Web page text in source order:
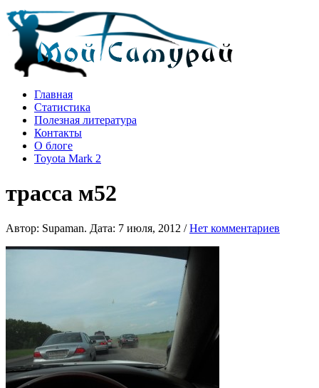
Главная
Статистика
Полезная литература
Контакты
О блоге
Toyota Mark 2
трасса м52
Автор: Supaman. Дата: 7 июля, 2012 /Нет комментариев